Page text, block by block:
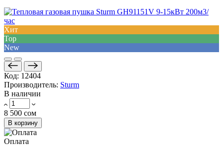
Хит
Top
New
Код: 12404
Производитель: Sturm
В наличии
8 500 сом
В корзину
Оплата